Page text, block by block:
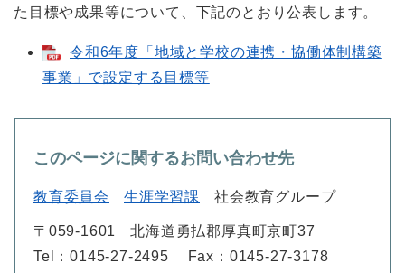
た目標や成果等について、下記のとおり公表します。
令和6年度「地域と学校の連携・協働体制構築
事業」で設定する目標等
このページに関するお問い合わせ先
教育委員会 生涯学習課 社会教育グループ
〒059-1601
北海道勇払郡厚真町京町37
Tel：0145-27-2495
Fax：0145-27-3178